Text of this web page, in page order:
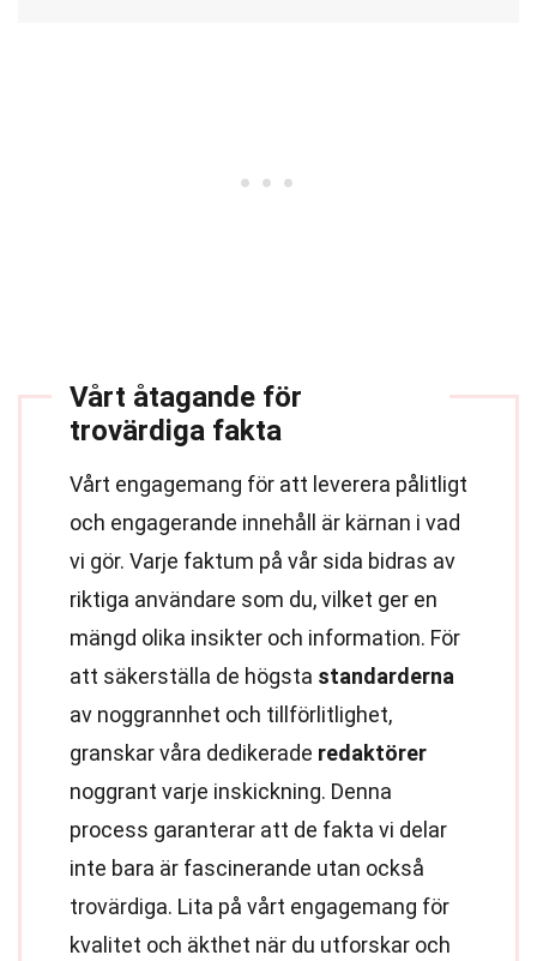
Vårt åtagande för
trovärdiga fakta
Vårt engagemang för att leverera pålitligt
och engagerande innehåll är kärnan i vad
vi gör. Varje faktum på vår sida bidras av
riktiga användare som du, vilket ger en
mängd olika insikter och information. För
att säkerställa de högsta standarderna
av noggrannhet och tillförlitlighet,
granskar våra dedikerade redaktörer
noggrant varje inskickning. Denna
process garanterar att de fakta vi delar
inte bara är fascinerande utan också
trovärdiga. Lita på vårt engagemang för
kvalitet och äkthet när du utforskar och